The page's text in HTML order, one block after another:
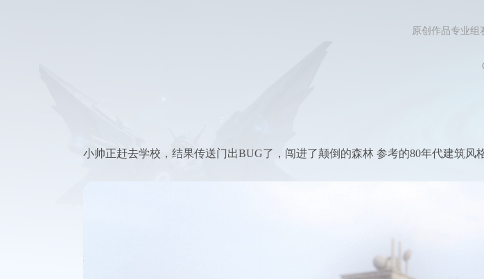
原创作品专业组
小帅正赶去学校，结果传送门出BUG了，闯进了颠倒的森林 参考的80年代建筑风